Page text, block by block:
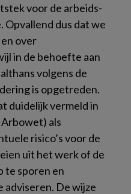
voor de arbeids-
dus dat we
over
in de behoefte aan
volgens de
is opgetreden.
duidelijk vermeld in
als
risico’s voor de
uit het werk of de
te sporen en
adviseren. De wijze